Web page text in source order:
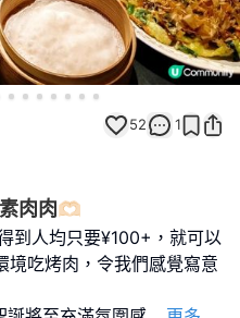
52 1
肉肉🫶🏻
到人均只要¥100+，就可以
吃烤肉，令我們感覺寫意